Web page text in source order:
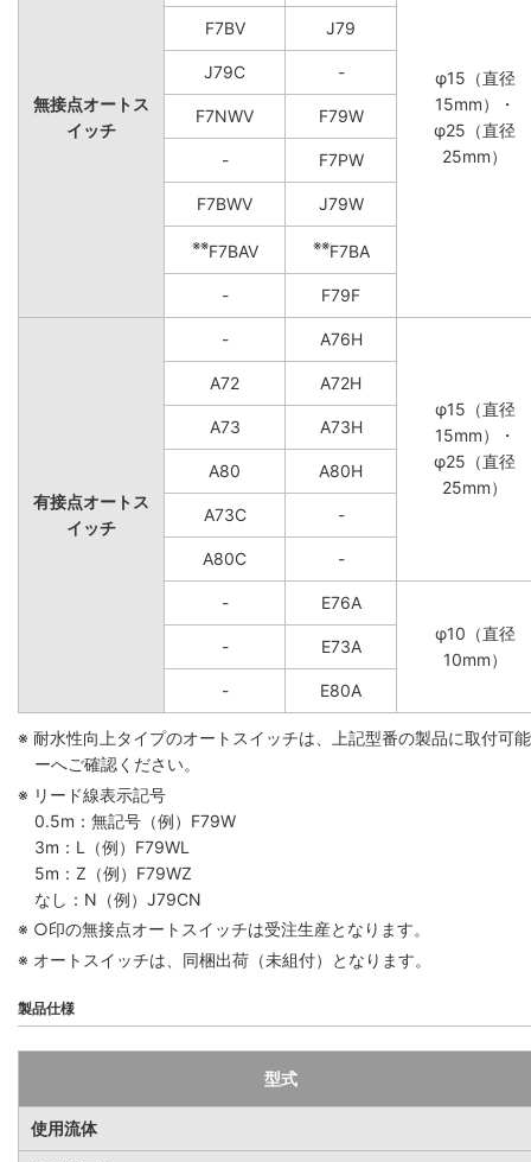
無接点オートス
イッチ
φ15（直径
15mm）・
φ25（直径
25mm）
F7BV J79
J79C -
F7NWV F79W
- F7PW
F7BWV J79W
※※F7BAV ※※F7BA
- F79F
有接点オートス
イッチ
- A76H
φ15（直径
15mm）・
φ25（直径
25mm）
A72 A72H
A73 A73H
A80 A80H
A73C -
A80C -
-
E76A
φ10（直径
10mm）
- E73A
- E80A
※ 耐水性向上タイプのオートスイッチは、上記型番の製品に取付可
ーへご確認ください。
※ リード線表示記号
0.5m：無記号（例）F79W
3m：L（例）F79WL
5m：Z（例）F79WZ
なし：N（例）J79CN
※ ○印の無接点オートスイッチは受注生産となります。
※ オートスイッチは、同梱出荷（未組付）となります。
製品仕様
型式
使用流体